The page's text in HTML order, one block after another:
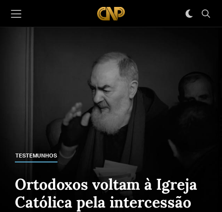
TESTEMUNHOS
Ortodoxos voltam à Igreja
Católica pela intercessão